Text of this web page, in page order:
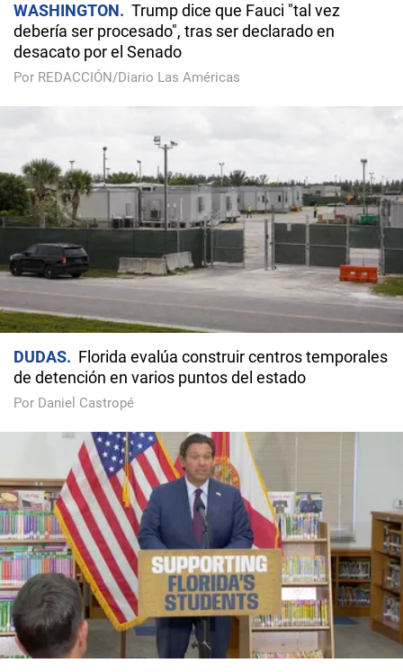
WASHINGTON
Trump dice que Fauci "tal vez
debería ser procesado", tras ser declarado en
desacato por el Senado
Por REDACCIÓN/Diario Las Américas
DUDAS
Florida evalúa construir centros temporales
de detención en varios puntos del estado
Por Daniel Castropé